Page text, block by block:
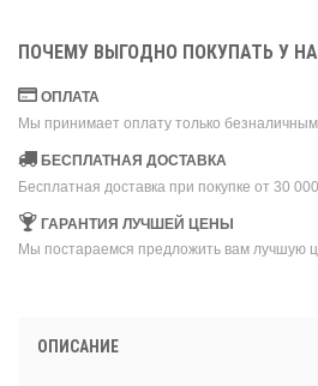
ПОЧЕМУ ВЫГОДНО ПОКУПАТЬ У
ОПЛАТА
Мы принимает оплату только
БЕСПЛАТНАЯ ДОСТАВКА
Бесплатная доставка при покупке от 30
ГАРАНТИЯ ЛУЧШЕЙ ЦЕНЫ
Мы постараемся предложить вам лучшую
ОПИСАНИЕ